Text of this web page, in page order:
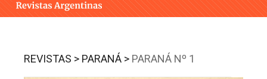
INTEGRANTES
REVISTAS > PARANÁ > PARANÁ Nº 1